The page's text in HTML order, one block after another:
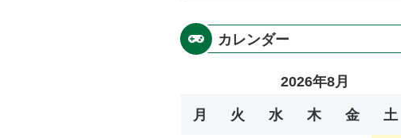
カレンダー
2026年8月
月 火 水 木 金 土